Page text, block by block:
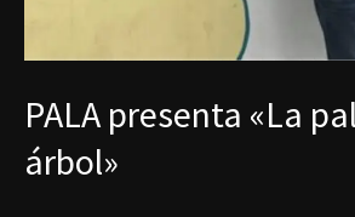
PALA presenta «La
árbol»